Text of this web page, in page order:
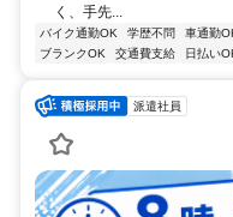
く、手先...
バイク通勤OK 学歴不問 車通勤
ブランクOK
交通費支給 日払い
派遣社員